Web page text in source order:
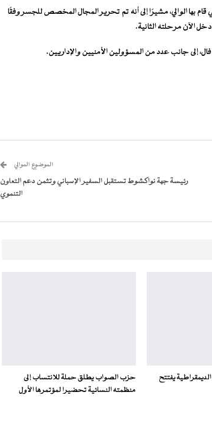
بها الوالي، مشيرًا إلى أنه تم تحرير المجال المخصص للجسر وفقًا
الآن مرحلته الثانية.
إلى جانب عدد من المسؤولين الأمنيين والإداريين.
الموضوع الموالي
رئيسة جهة نواكشوط تستقبل السفير الإسباني وتثمن دعم التعاون
التنموي
يفتتح
حزب الصواب يطلق حملة للانتساب إلى
منظمته النسائية تحضيرا لمؤتمرها الأول